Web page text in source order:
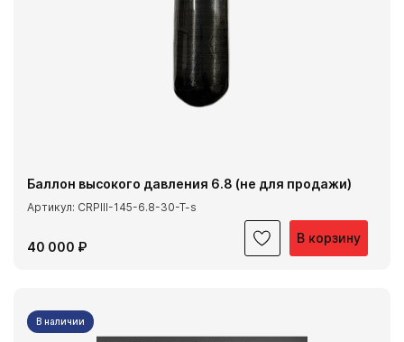
В корзину
Баллон высокого давления 6.8 (не для продажи)
Артикул: CRPIII-145-6.8-30-T-s
40 000 ₽
В наличии